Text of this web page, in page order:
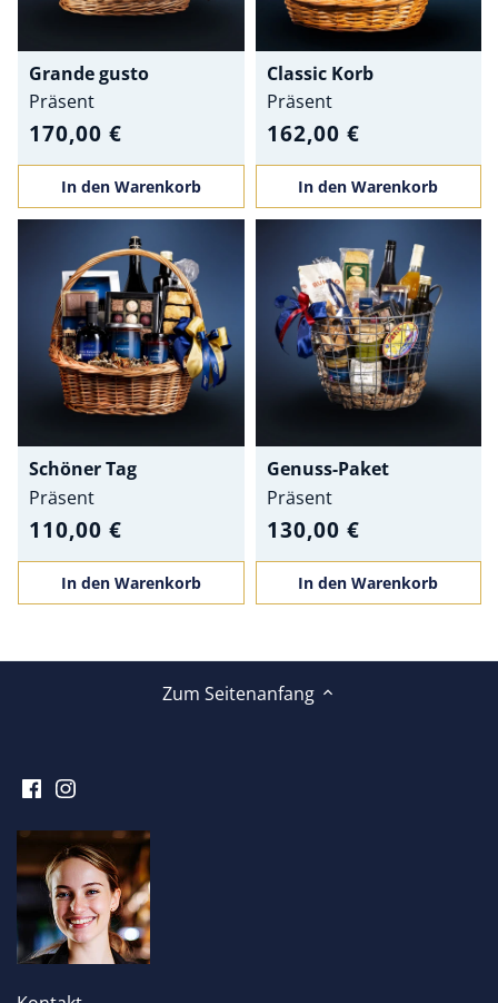
Grande gusto
Präsent
170,00 €
In den Warenkorb
Classic Korb
Präsent
162,00 €
In den Warenkorb
Schöner Tag
Präsent
110,00 €
In den Warenkorb
Genuss-Paket
Präsent
130,00 €
In den Warenkorb
Zum Seitenanfang